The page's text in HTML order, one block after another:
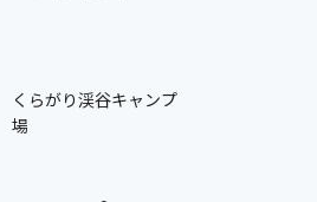
くらがり渓谷キャンプ
場